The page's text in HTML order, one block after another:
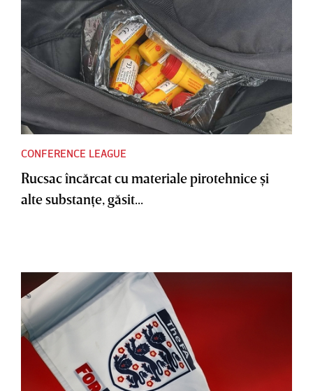
CONFERENCE LEAGUE
Rucsac încărcat cu materiale pirotehnice şi
alte substanţe, găsit...